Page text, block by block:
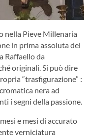
nella Pieve Millenaria
in prima assoluta del
Raffaello da
originali. Si può dire
“trasfigurazione” :
nera ad
i segni della passione.
e mesi di accurato
verniciatura